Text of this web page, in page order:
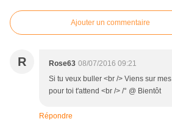
Ajouter un commentaire
R Rose63 08/07/2016 09:21
Si tu veux buller <br /> Viens sur
pour toi t'attend <br /> /° @ Bientôt
Répondre